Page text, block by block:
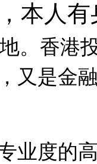
本人
。香港
又是金
业度的